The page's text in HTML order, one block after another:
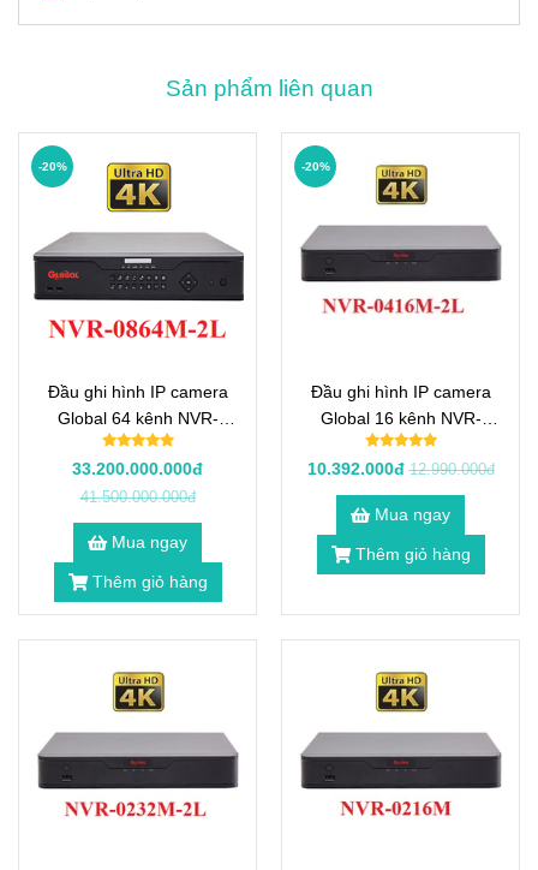
Sản phẩm liên quan
Đầu ghi hình IP camera
Global 64 kênh NVR-
0864M-2L
33.200.000.000đ
41.500.000.000đ
-20%
Mua ngay
Thêm giỏ hàng
Đầu ghi hình IP camera
Global 16 kênh NVR-
0416M-2L
10.392.000đ 12.990.000đ
-20%
Mua ngay
Thêm giỏ hàng